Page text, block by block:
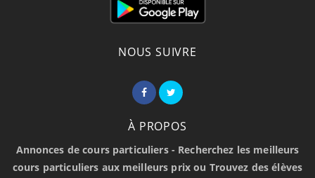
NOUS SUIVRE
À PROPOS
Annonces de cours particuliers - Recherchez les meilleurs
cours particuliers aux meilleurs prix ou Trouvez des élèves